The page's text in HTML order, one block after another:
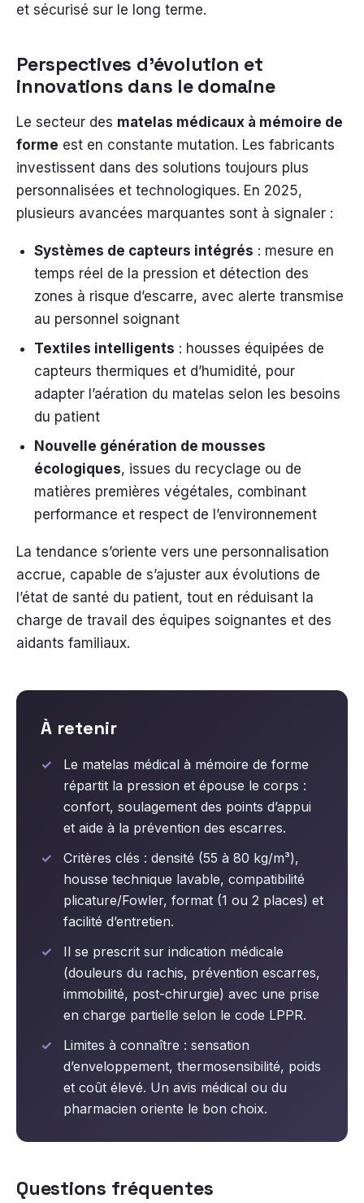
et sécurisé sur le long terme.
Perspectives d’évolution et
innovations dans le domaine
Le secteur des matelas médicaux à mémoire de
forme est en constante mutation. Les fabricants
investissent dans des solutions toujours plus
personnalisées et technologiques. En 2025,
plusieurs avancées marquantes sont à signaler :
Systèmes de capteurs intégrés : mesure en
temps réel de la pression et détection des
zones à risque d’escarre, avec alerte transmise
au personnel soignant
Textiles intelligents : housses équipées de
capteurs thermiques et d’humidité, pour
adapter l’aération du matelas selon les besoins
du patient
Nouvelle génération de mousses
écologiques, issues du recyclage ou de
matières premières végétales, combinant
performance et respect de l’environnement
La tendance s’oriente vers une personnalisation
accrue, capable de s’ajuster aux évolutions de
l’état de santé du patient, tout en réduisant la
charge de travail des équipes soignantes et des
aidants familiaux.
À retenir
Le matelas médical à mémoire de forme
répartit la pression et épouse le corps :
confort, soulagement des points d’appui
et aide à la prévention des escarres.
Critères clés : densité (55 à 80 kg/m³),
housse technique lavable, compatibilité
plicature/Fowler, format (1 ou 2 places) et
facilité d’entretien.
Il se prescrit sur indication médicale
(douleurs du rachis, prévention escarres,
immobilité, post-chirurgie) avec une prise
en charge partielle selon le code LPPR.
Limites à connaître : sensation
d’enveloppement, thermosensibilité, poids
et coût élevé. Un avis médical ou du
pharmacien oriente le bon choix.
Questions fréquentes